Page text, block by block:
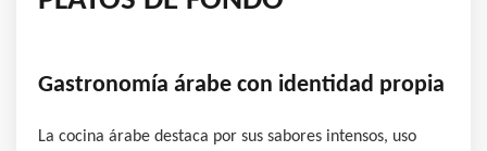
Gastronomía árabe con identidad propia
La cocina árabe destaca por sus sabores intensos, uso